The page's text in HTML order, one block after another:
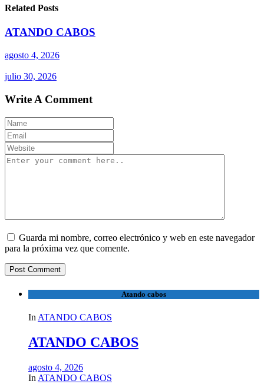
Related Posts
ATANDO CABOS
agosto 4, 2026
julio 30, 2026
Write A Comment
Guarda mi nombre, correo electrónico y web en este navegador
para la próxima vez que comente.
Atando cabos
In ATANDO CABOS
ATANDO CABOS
agosto 4, 2026
In ATANDO CABOS